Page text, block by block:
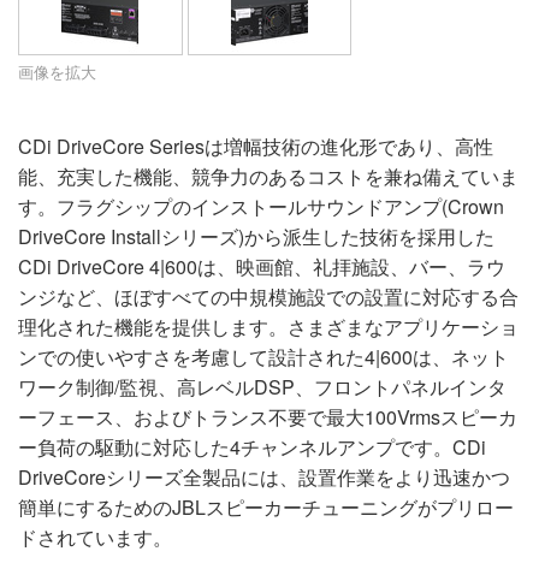
画像を拡大
CDi DriveCore Seriesは増幅技術の進化形であり、高性
能、充実した機能、競争力のあるコストを兼ね備えていま
す。フラグシップのインストールサウンドアンプ(Crown
DriveCore Installシリーズ)から派生した技術を採用した
CDi DriveCore 4|600は、映画館、礼拝施設、バー、ラウ
ンジなど、ほぼすべての中規模施設での設置に対応する合
理化された機能を提供します。さまざまなアプリケーショ
ンでの使いやすさを考慮して設計された4|600は、ネット
ワーク制御/監視、高レベルDSP、フロントパネルインタ
ーフェース、およびトランス不要で最大100Vrmsスピーカ
ー負荷の駆動に対応した4チャンネルアンプです。CDi
DriveCoreシリーズ全製品には、設置作業をより迅速かつ
簡単にするためのJBLスピーカーチューニングがプリロー
ドされています。